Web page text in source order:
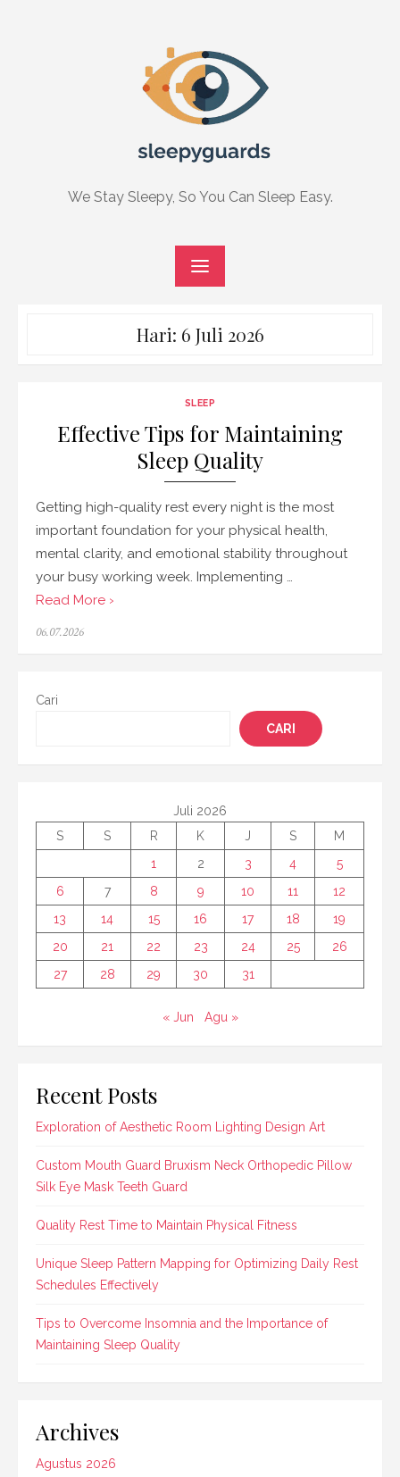
We Stay Sleepy, So You Can Sleep Easy.
Hari: 6 Juli 2026
SLEEP
Effective Tips for Maintaining
Sleep Quality
Getting high-quality rest every night is the most
important foundation for your physical health,
mental clarity, and emotional stability throughout
your busy working week. Implementing …
Read More ›
Posted
06.07.2026
Cari
CARI
Juli 2026
S
S R K J S
M
1
2 3 4
5
6
7 8 9 10 11
12
13
14 15 16 17 18
19
20
21 22 23 24 25
26
27
28 29 30 31
« Jun Agu »
Recent Posts
Exploration of Aesthetic Room Lighting Design Art
Custom Mouth Guard Bruxism Neck Orthopedic Pillow
Silk Eye Mask Teeth Guard
Quality Rest Time to Maintain Physical Fitness
Unique Sleep Pattern Mapping for Optimizing Daily Rest
Schedules Effectively
Tips to Overcome Insomnia and the Importance of
Maintaining Sleep Quality
Archives
Agustus 2026